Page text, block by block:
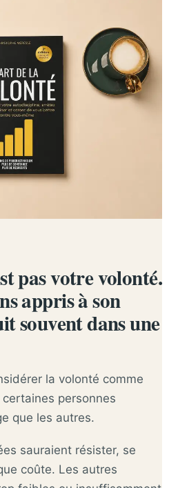
pas votre volonté.
appris à son
souvent dans une
la volonté comme
personnes
que les autres.
sauraient résister, se
coûte. Les autres